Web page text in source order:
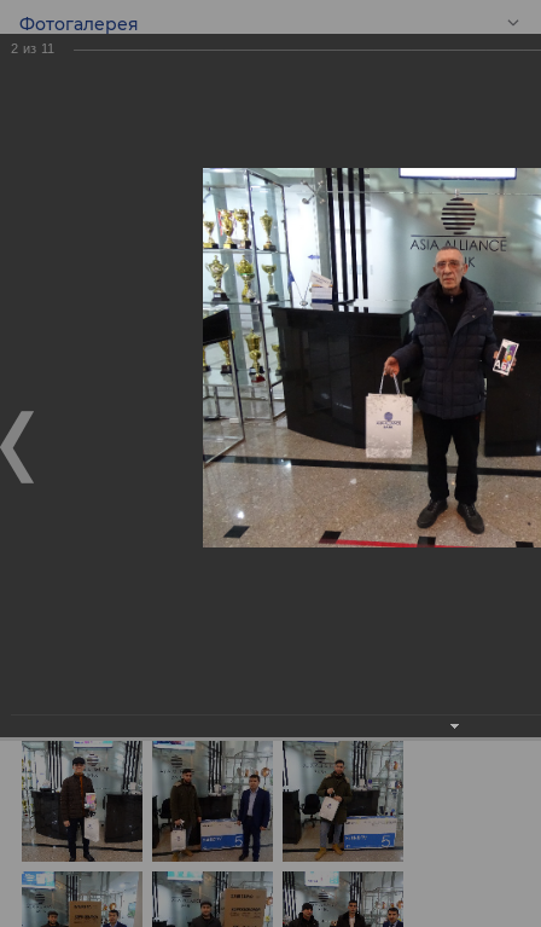
Фотогалерея
Победители
финального
розыгрыша призов
Акции, проводимой
совместно с
«MasterCard».
Победители финального розыгрыша призов Акции,
проводимой совместно с «MasterCard».
2 из 11